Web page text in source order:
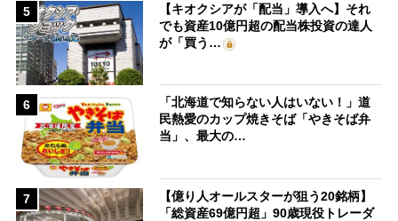
5
【キオクシアが「配当」導入へ】それ
でも資産10億円超の配当株投資の達人
が「買う…
6
「北海道で知らない人はいない！」道
民熱愛のカップ焼きそば「やきそば弁
当」、最大の…
7
【億り人オールスターが狙う20銘柄】
「総資産69億円超」90歳現役トレーダ